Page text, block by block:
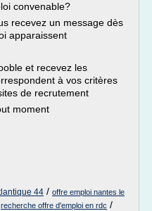
convenable?
recevez un message dès
apparaissent
et recevez les
à vos critères
de recrutement
moment
44 / offre emploi nantes le
recherche offre d'emploi en rdc /